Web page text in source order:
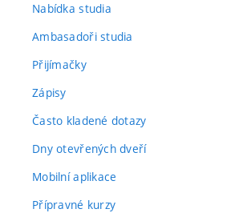
Nabídka studia
Ambasadoři studia
Přijímačky
Zápisy
Často kladené dotazy
Dny otevřených dveří
Mobilní aplikace
Přípravné kurzy